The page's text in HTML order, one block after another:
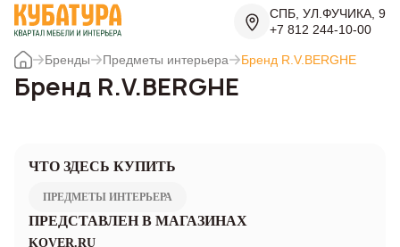
СПБ, УЛ.ФУЧИКА, 9
+7 812 244-10-00
Бренды Предметы интерьера Бренд R.V.BERGHE
Бренд R.V.BERGHE
ЧТО ЗДЕСЬ КУПИТЬ
ПРЕДМЕТЫ ИНТЕРЬЕРА
ПРЕДСТАВЛЕН В МАГАЗИНАХ
KOVER.RU